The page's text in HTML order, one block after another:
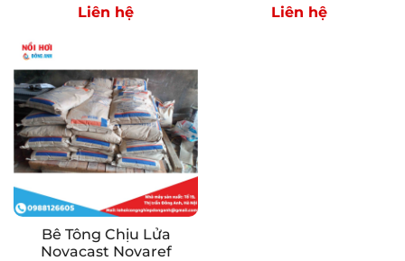
Liên hệ
Liên hệ
Bê Tông Chịu Lửa
Novacast Novaref